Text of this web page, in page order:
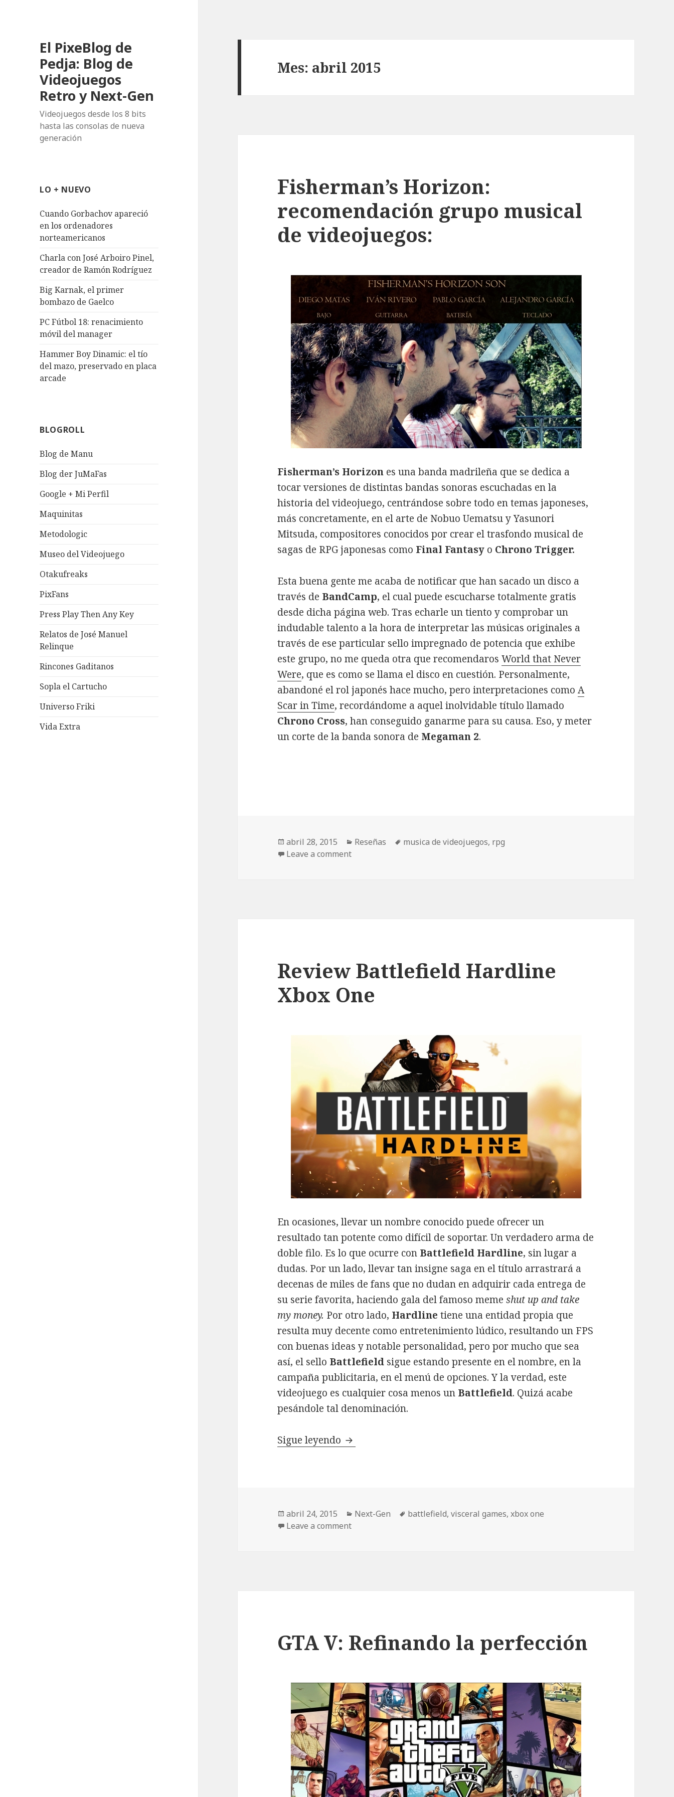
El PixeBlog de
Pedja: Blog de
Videojuegos
Retro y Next-Gen
Videojuegos desde los 8 bits
hasta las consolas de nueva
generación
LO + NUEVO
Cuando Gorbachov apareció
en los ordenadores
norteamericanos
Charla con José Arboiro Pinel,
creador de Ramón Rodríguez
Big Karnak, el primer
bombazo de Gaelco
PC Fútbol 18: renacimiento
móvil del manager
Hammer Boy Dinamic: el tío
del mazo, preservado en placa
arcade
BLOGROLL
Blog de Manu
Blog der JuMaFas
Google + Mi Perfil
Maquinitas
Metodologic
Museo del Videojuego
Otakufreaks
PixFans
Press Play Then Any Key
Relatos de José Manuel
Relinque
Rincones Gaditanos
Sopla el Cartucho
Universo Friki
Vida Extra
Mes: abril 2015
Fisherman’s Horizon:
recomendación grupo musical
de videojuegos:
Fisherman’s Horizon es una banda madrileña que se dedica a
tocar versiones de distintas bandas sonoras escuchadas en la
historia del videojuego, centrándose sobre todo en temas japoneses,
más concretamente, en el arte de Nobuo Uematsu y Yasunori
Mitsuda, compositores conocidos por crear el trasfondo musical de
sagas de RPG japonesas como Final Fantasy o Chrono Trigger.
Esta buena gente me acaba de notificar que han sacado un disco a
través de BandCamp, el cual puede escucharse totalmente gratis
desde dicha página web. Tras echarle un tiento y comprobar un
indudable talento a la hora de interpretar las músicas originales a
través de ese particular sello impregnado de potencia que exhibe
este grupo, no me queda otra que recomendarosWorld that Never
Were, que es como se llama el disco en cuestión. Personalmente,
abandoné el rol japonés hace mucho, pero interpretaciones comoA
Scar in Time, recordándome a aquel inolvidable título llamado
Chrono Cross, han conseguido ganarme para su causa. Eso, y meter
un corte de la banda sonora de Megaman 2.
Publicado
el
abril 28, 2015 Categorías
Reseñas Etiquetas
musica de videojuegos, rpg
Leave a comment
Review Battlefield Hardline
Xbox One
En ocasiones, llevar un nombre conocido puede ofrecer un
resultado tan potente como difícil de soportar. Un verdadero arma de
doble filo. Es lo que ocurre con Battlefield Hardline, sin lugar a
dudas. Por un lado, llevar tan insigne saga en el título arrastrará a
decenas de miles de fans que no dudan en adquirir cada entrega de
su serie favorita, haciendo gala del famoso memeshut up and take
my money. Por otro lado, Hardline tiene una entidad propia que
resulta muy decente como entretenimiento lúdico, resultando un FPS
con buenas ideas y notable personalidad, pero por mucho que sea
así, el sello Battlefield sigue estando presente en el nombre, en la
campaña publicitaria, en el menú de opciones. Y la verdad, este
videojuego es cualquier cosa menos un Battlefield. Quizá acabe
pesándole tal denominación.
Sigue leyendo Review Battlefield Hardline Xbox One
Publicado
el
abril 24, 2015 Categorías
Next-Gen Etiquetas
battlefield,visceral games,xbox one
Leave a comment
GTA V: Refinando la perfección